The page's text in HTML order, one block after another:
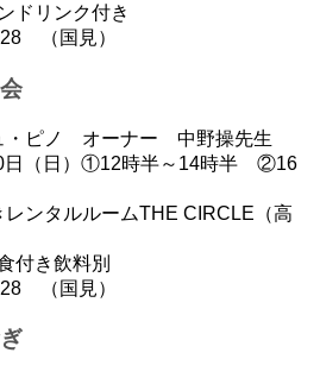
ドリンク付き
（国見）
ピノ オーナー 中野操先生
（日）①12時半～14時半 ②16
ンタルルームTHE CIRCLE（高
付き飲料別
（国見）